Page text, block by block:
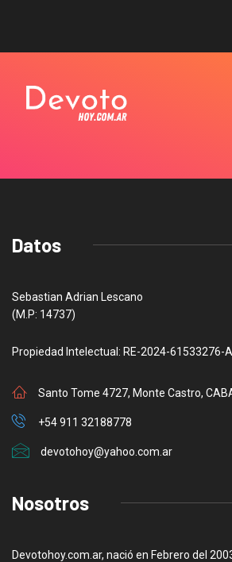
Datos
Sebastian Adrian Lescano
(M.P: 14737)
Propiedad Intelectual: RE-2024-61533276-
Santo Tome 4727, Monte Castro,
+54 911 32188778
devotohoy@yahoo.com.ar
Nosotros
Devotohoy.com.ar, nació en Febrero del